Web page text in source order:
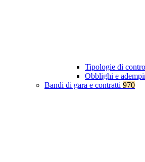
Tipologie di
Obblighi e
Bandi di gara e contratti 970